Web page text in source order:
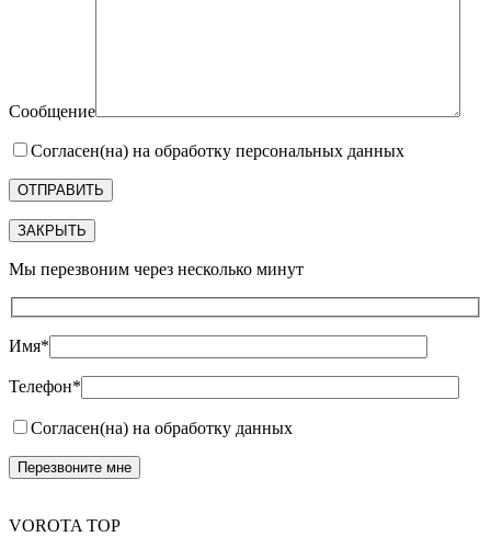
Сообщение
Согласен(на) на обработку персональных данных
ЗАКРЫТЬ
Мы перезвоним через несколько минут
Имя*
Телефон*
Согласен(на) на обработку данных
VOROTA TOP